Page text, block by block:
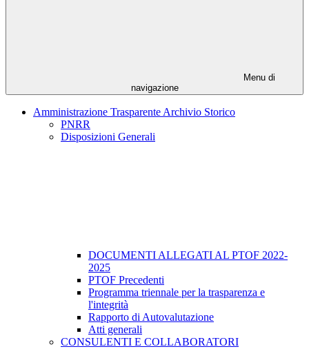
Menu di
navigazione
Amministrazione Trasparente Archivio Storico
PNRR
Disposizioni Generali
DOCUMENTI ALLEGATI AL PTOF 2022-
2025
PTOF Precedenti
Programma triennale per la trasparenza e
l'integrità
Rapporto di Autovalutazione
Atti generali
CONSULENTI E COLLABORATORI